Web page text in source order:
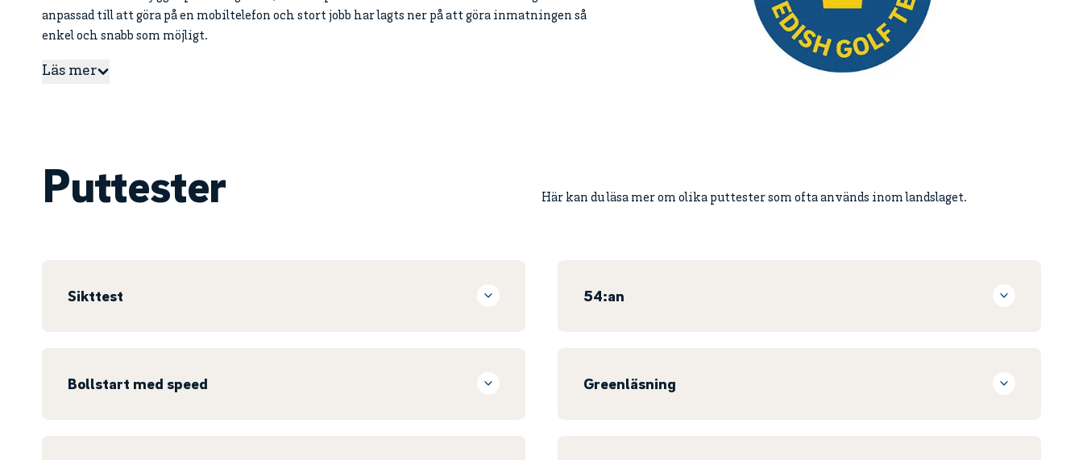
anpassad till att göra på en mobiltelefon och stort jobb har lagts ner på att göra inmatningen så
enkel och snabb som möjligt.
Läs mer
Puttester Här kan du läsa mer om olika puttester som ofta används inom landslaget.
Sikttest
Bollstart med speed
54:an
Greenläsning